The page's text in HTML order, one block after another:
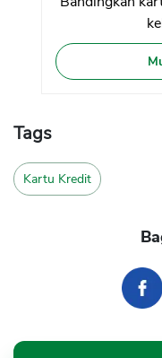
Tags
Kartu Kredit